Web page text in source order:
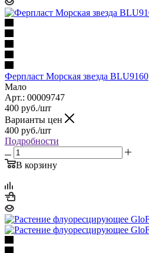
Ферпласт Морская звезда BLU9160
Мало
Арт.: 00009747
400 руб./шт
Варианты цен
400 руб./шт
Подробности
В корзину